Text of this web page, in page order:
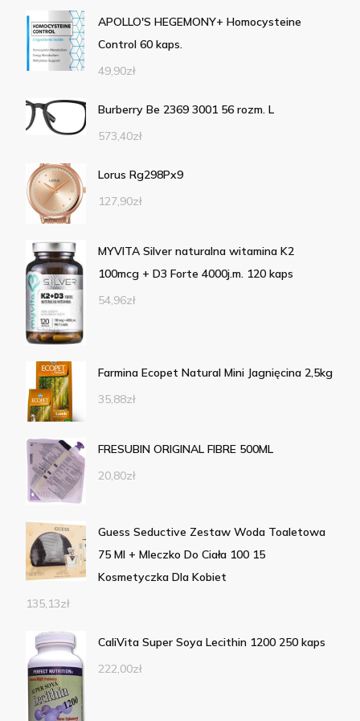
APOLLO'S HEGEMONY+ Homocysteine
Control 60 kaps.
49,90zł
Burberry Be 2369 3001 56 rozm. L
573,40zł
Lorus Rg298Px9
127,90zł
MYVITA Silver naturalna witamina K2
100mcg + D3 Forte 4000j.m. 120 kaps
54,96zł
Farmina Ecopet Natural Mini Jagnięcina 2,5kg
35,88zł
FRESUBIN ORIGINAL FIBRE 500ML
20,80zł
Guess Seductive Zestaw Woda Toaletowa
75 Ml + Mleczko Do Ciała 100 15
Kosmetyczka Dla Kobiet
135,13zł
CaliVita Super Soya Lecithin 1200 250 kaps
222,00zł